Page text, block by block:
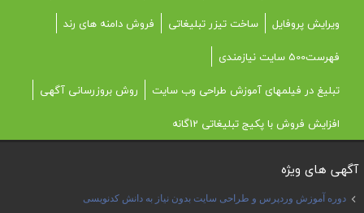
ویرایش پروفایل
ساخت تیزر تبلیغاتی
فروش دامنه های رند
فهرست500 سایت نیازمندی
تبلیغ در فیلمهای آموزش طراحی وب سایت
روش بروزرسانی آگهی
افزایش فروش با پکیج تبلیغاتی 12گانه
آگهی های ویژه
دوره آموزش وردپرس و طراحی سایت بدون نیاز به دانش کدنویسی